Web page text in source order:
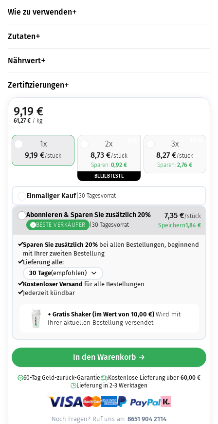
Wie zu verwenden
Zutaten
Nährwert
Zertifizierungen
9,19 €
61,27€ / kg
1x
9,19€/stück
2x
8,73 €/stück
Sparen: 0,92 €
BELIEBTESTE
3x
8,27€/stück
Sparen:2,76€
Einmaliger Kauf| 30 Tagesvorrat
Abonnieren & Sparen Sie zusätzlich 20%
BESTE VERKÄUFER | 30 Tagesvorrat
7,35 €/stück
Speichern1,84 €
Sparen Sie zusätzlich 20%bei allen Bestellungen, beginnend
mit Ihrer zweiten Bestellung
Lieferung alle:
30 Tage(empfohlen)
Kostenloser Versand für alle Bestellungen
Jederzeit kündbar
+ Gratis Shaker (im Wert von 10,00 €) Wird mit
Ihrer aktuellen Bestellung versendet
In den Warenkorb →
60-Tag Geld-zurück-Garantie Kostenlose Lieferung über 60,00 €
Lieferung in 2-3 Werktagen
Noch Fragen? Ruf uns an: 8651 904 2114